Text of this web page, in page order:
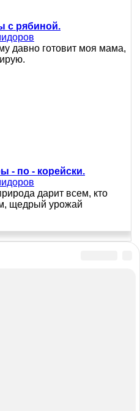
с рябиной.
давно готовит моя мама,
- по - корейски.
дарит всем, кто
щедрый урожай